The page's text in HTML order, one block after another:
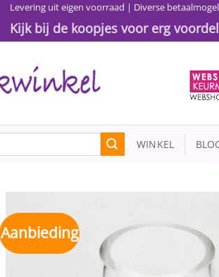
Levering uit eigen voorraad | Diverse
Kijk bij de koopjes voor erg
WINKEL
Aanbieding